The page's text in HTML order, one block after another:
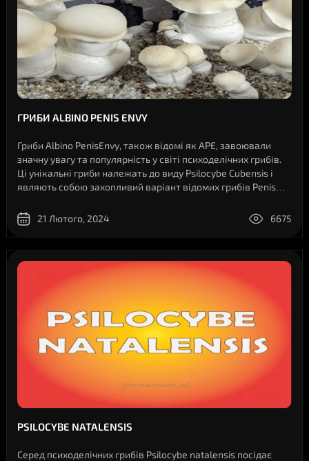
ГРИБИ ALBINO PENIS ENVY
Гриби Albino PenisEnvy, також відомі як APE, завоювали
значну увагу та популярність у світі психоделічних грибів.
Ці унікальні гриби належать до виду Psilocybe Cubensis і
являють собою захопливий варіант відомих грибів Penis
виглядом і пот..
21 Лютого, 2024 6675
PSILOCYBE NATALENSIS
Серед психоделічних грибів Psilocybe natalensis посідає